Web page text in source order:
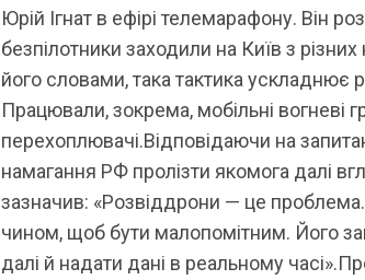
Юрій Ігнат в ефірі телемарафону. Він
безпілотники заходили на Київ з
його словами, така тактика ускладнює
Працювали, зокрема, мобільні вогневі
перехоплювачі.Відповідаючи на
намагання РФ пролізти якомога далі
зазначив: «Розвіддрони — це
чином, щоб бути малопомітним. Його
далі й надати дані в реальному